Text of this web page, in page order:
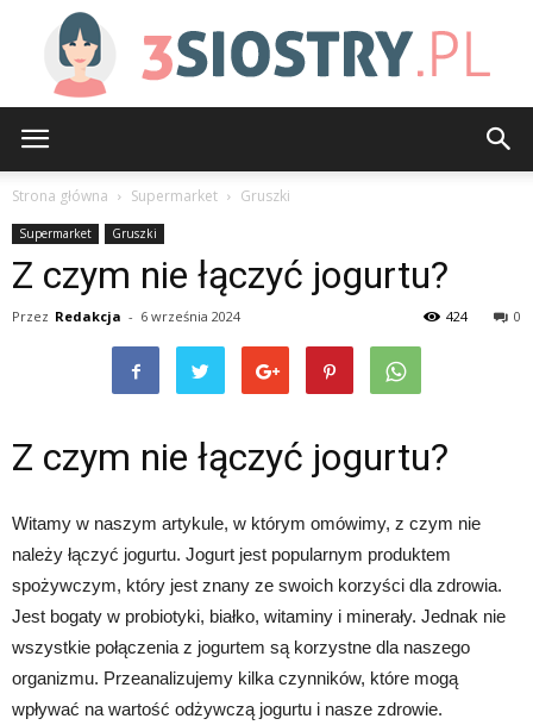
Strona główna Supermarket Gruszki
Supermarket Gruszki
Z czym nie łączyć jogurtu?
Przez Redakcja - 6 września 2024 0
424
Z czym nie łączyć jogurtu?
Witamy w naszym artykule, w którym omówimy, z czym nie
należy łączyć jogurtu. Jogurt jest popularnym produktem
spożywczym, który jest znany ze swoich korzyści dla zdrowia.
Jest bogaty w probiotyki, białko, witaminy i minerały. Jednak nie
wszystkie połączenia z jogurtem są korzystne dla naszego
organizmu. Przeanalizujemy kilka czynników, które mogą
wpływać na wartość odżywczą jogurtu i nasze zdrowie.